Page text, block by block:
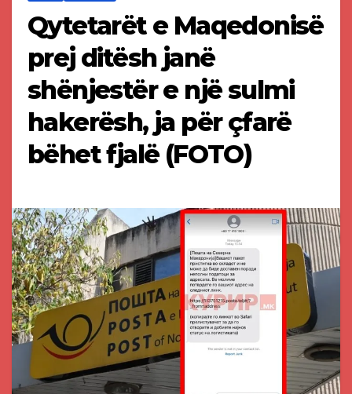
Qytetarët e Maqedonisë
prej ditësh janë
shënjestër e një sulmi
hakerësh, ja për çfarë
bëhet fjalë (FOTO)